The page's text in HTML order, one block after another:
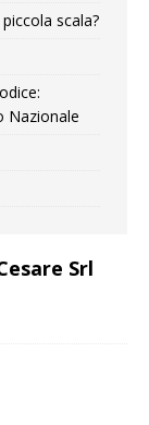
scala?
Nazionale
Srl